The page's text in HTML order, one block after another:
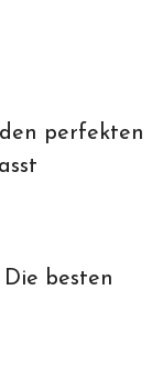
perfekten
besten